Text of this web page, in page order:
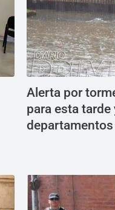
Alerta por
para esta